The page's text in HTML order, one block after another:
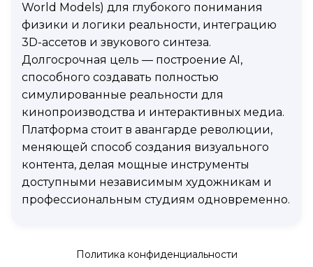
World Models) для глубокого понимания
физики и логики реальности, интеграцию
3D-ассетов и звукового синтеза.
Долгосрочная цель — построение AI,
способного создавать полностью
симулированные реальности для
кинопроизводства и интерактивных медиа.
Платформа стоит в авангарде революции,
меняющей способ создания визуального
контента, делая мощные инструменты
доступными независимым художникам и
профессиональным студиям одновременно.
Политика конфиденциальности